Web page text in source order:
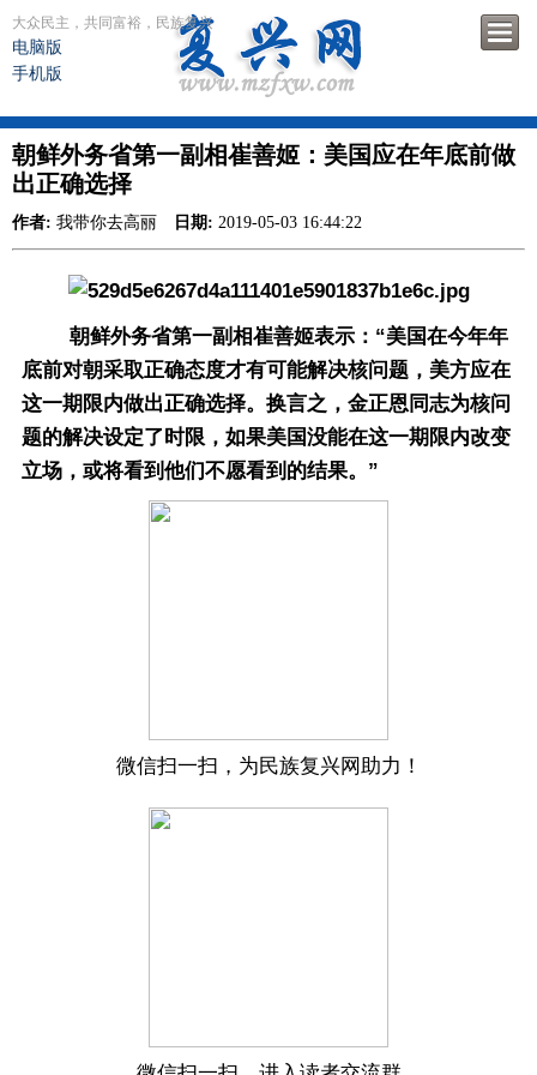
大众民主，共同富裕，民族复兴
电脑版
手机版
朝鲜外务省第一副相崔善姬：美国应在年底前做
出正确选择
作者: 我带你去高丽 日期: 2019-05-03 16:44:22
朝鲜外务省第一副相崔善姬表示：“美国在今年年
底前对朝采取正确态度才有可能解决核问题，美方应在
这一期限内做出正确选择。换言之，金正恩同志为核问
题的解决设定了时限，如果美国没能在这一期限内改变
立场，或将看到他们不愿看到的结果。”
微信扫一扫，为民族复兴网助力！